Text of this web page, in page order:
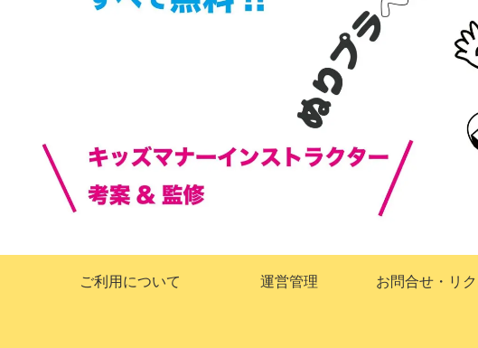
ご利用について 運営管理 お問合せ・リ